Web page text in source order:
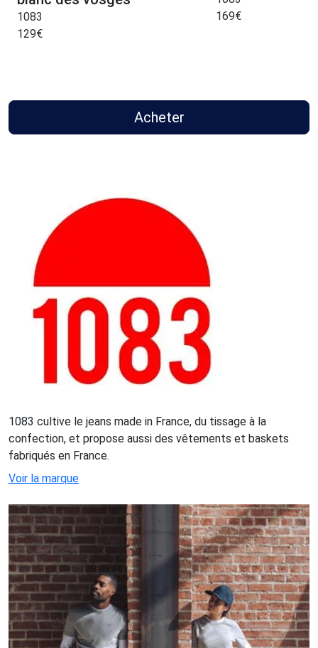
1083
129€
169€
Acheter
1083 cultive le jeans made in France, du tissage à la
confection, et propose aussi des vêtements et baskets
fabriqués en France.
Voir la marque